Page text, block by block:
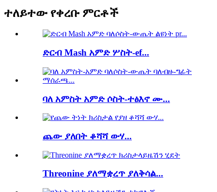
ተለይተው የቀረቡ ምርቶች
ድርብ Mash አምድ ሦስት-ef...
ባለ አምስት አምድ ሶስት-ተፅእኖ ሙ...
ጨው ያለበት ቆሻሻ ውሃ...
Threonine ያለማቋረጥ ያለቅሳል...